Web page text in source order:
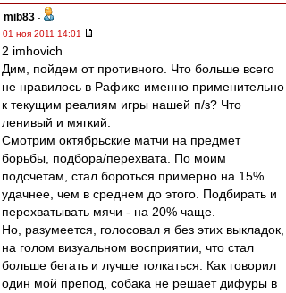
mib83 -
01 ноя 2011 14:01
2 imhovich
Дим, пойдем от противного. Что больше всего
не нравилось в Рафике именно применительно
к текущим реалиям игры нашей п/з? Что
ленивый и мягкий.
Смотрим октябрьские матчи на предмет
борьбы, подбора/перехвата. По моим
подсчетам, стал бороться примерно на 15%
удачнее, чем в среднем до этого. Подбирать и
перехватывать мячи - на 20% чаще.
Но, разумеется, голосовал я без этих выкладок,
на голом визуальном восприятии, что стал
больше бегать и лучше толкаться. Как говорил
один мой препод, собака не решает дифуры в